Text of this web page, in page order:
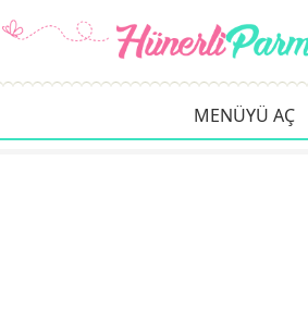
MENÜYÜ AÇ